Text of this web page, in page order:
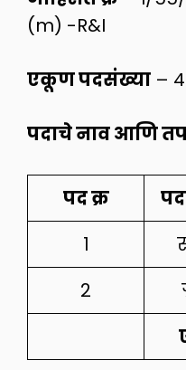
(m) -R&I
एकूण पदसंख्या –
पदाचे नाव आणि
पदक्र
1
2